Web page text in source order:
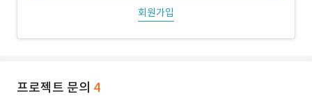
회원가입
프로젝트 문의 4